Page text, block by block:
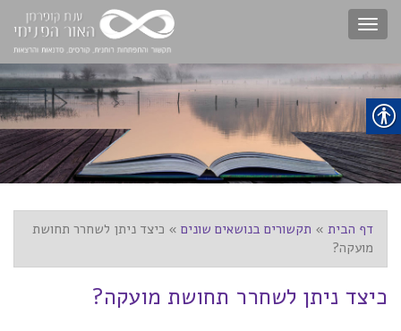
Toggle
navigation
דף הבית » תקשורים בנושאים שונים » כיצד ניתן לשחרר תחושת
מועקה?
כיצד ניתן לשחרר תחושת מועקה?